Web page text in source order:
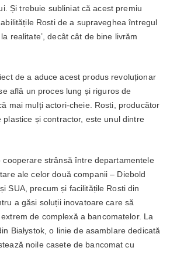
Și trebuie subliniat că acest premiu
Rosti de a supraveghea întregul
realitate’, decât cât de bine livrăm
de a aduce acest produs revoluționar
află un proces lung și riguros de
mai mulți actori-cheie. Rosti, producător
plastice și contractor, este unul dintre
cooperare strânsă între departamentele
ale celor două companii – Diebold
SUA, precum și facilitățile Rosti din
a găsi soluții inovatoare care să
de complexă a bancomatelor. La
Białystok, o linie de asamblare dedicată
noile casete de bancomat cu